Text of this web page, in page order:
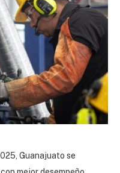
Guanajuato se